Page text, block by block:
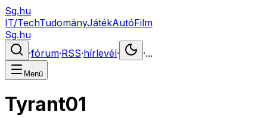
Sg.hu
IT/TechTudományJátékAutóFilm
Sg.hu
·fórum·RSS·hírlevél· ·...
Menü
Tyrant01